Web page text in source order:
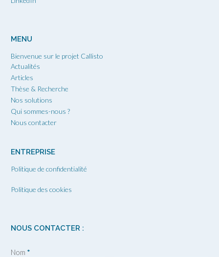
MENU
Bienvenue sur le projet Callisto
Actualités
Articles
Thèse & Recherche
Nos solutions
Qui sommes-nous ?
Nous contacter
ENTREPRISE
Politique de confidentialité
Politique des cookies
NOUS CONTACTER :
Nom *